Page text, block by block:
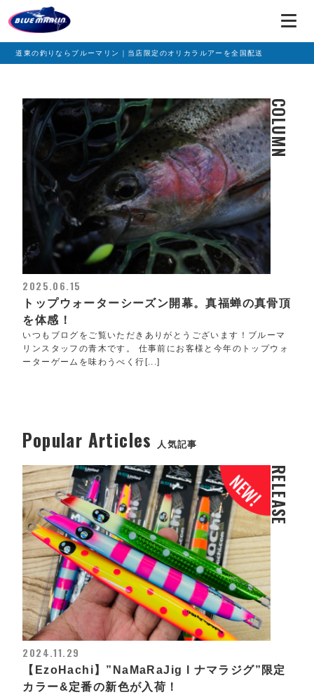
道東の釣りならブルーマリン｜当店限定のオリカラルアーを全国配送
COLUMN
2025.06.15
トップウォーターシーズン開幕。真福蝉の真骨頂
を体感！
いつもブログをご覧いただきありがとうございます！ブルーマ
リンスタッフの青木です。 仕事前にお客様と今年のトップウォ
ーターゲームを味わうべく行[...]
Popular Articles 人気記事
RELEASE
2024.11.29
【EzoHachi】”NaMaRaJig l ナマラジグ”限定
カラー&定番の新色が入荷！